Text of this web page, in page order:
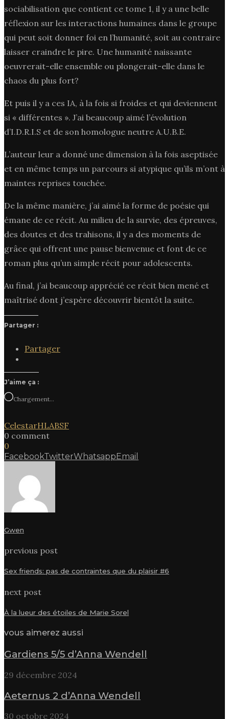
sociabilisation que contient ce tome 1, il y a une belle
réflexion sur les interactions humaines dans le groupe
qui peut soit donner foi en l’humanité, soit au contraire
laisser craindre le pire. Une humanité naissante
oeuvrerait-elle ensemble ou plongerait-elle dans le
chaos du plus fort?
Et puis il y a ces IA, à la fois si froides et qui deviennent
si « différentes ». J’ai beaucoup aimé l’évolution
d’I.D.R.I.S et de son homologue neutre A.U.B.E.
L’auteur leur a donné une dimension à la fois aseptisée
et en même temps un parcours si atypique qu’ils m’ont à
maintes reprises touchée.
De la même manière, j’ai aimé la forme de poésie qui
émane de ce récit. Au milieu de la survie, des épreuves,
des doutes et des trahisons, il y a des moments de
grâce qui offrent une pause bienvenue et font de ce
roman plus qu’un simple récit pour adolescents.
Au final, j’ai beaucoup apprécié ce récit bien mené et
maîtrisé dont j’espère découvrir bientôt la suite.
Partager :
Partager
J’aime ça :
Chargement…
CelestarHLABSF
0 comment
0
FacebookTwitterWhatsappEmail
Gwen
previous post
Sex friends: pas de contraintes que du plaisir #6
next post
À la lueur des étoiles de Marie Sorel
vous aimerez aussi
Gardiens 5/5 d’Anna Wendell
29 décembre 2024
Aeternus 2 d’Anna Wendell
30 octobre 2024